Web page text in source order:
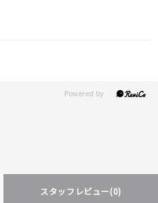
スタッフレビュー(0)